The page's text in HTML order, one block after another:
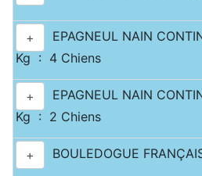
+
EPAGNEUL NAIN
Kg : 4 Chiens
+
EPAGNEUL NAIN
Kg : 2 Chiens
+ BOULEDOGUE